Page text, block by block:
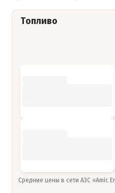
Топливо
Средние цены в сети АЗС «Amic